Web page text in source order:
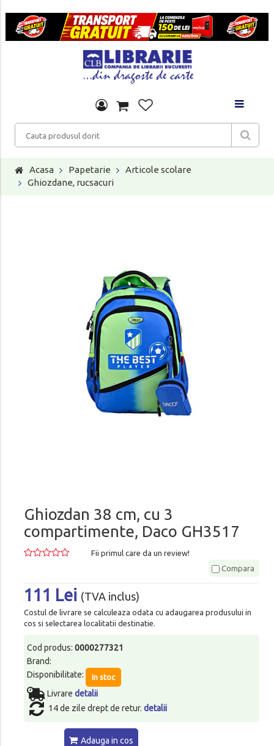
Acasa Papetarie
Articole scolare
Ghiozdane, rucsacuri
Ghiozdan 38 cm, cu 3
compartimente, Daco GH3517
Fii primul care da un review!
Compara
111 Lei (TVA inclus)
Costul de livrare se calculeaza odata cu adaugarea produsului in
cos si selectarea localitatii destinatie.
Cod produs: 0000277321
Brand:
Disponibilitate:
In stoc
Livrare detalii
14 de zile drept de retur. detalii
Adauga in cos